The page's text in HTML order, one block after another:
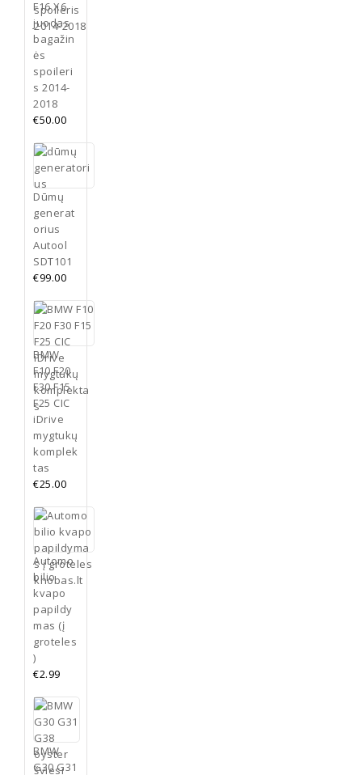
F16 X6
juodas
bagažin
ės
spoileri
s 2014-
2018
€50.00
Dūmų
generat
orius
Autool
SDT101
€99.00
BMW
F10 F20
F30 F15
F25 CIC
iDrive
mygtukų
komplek
tas
€25.00
Automo
bilio
kvapo
papildy
mas (į
groteles
)
€2.99
BMW
G30 G31